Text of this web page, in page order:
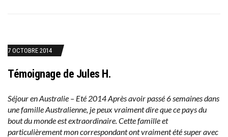
7 OCTOBRE 2014
Témoignage de Jules H.
Séjour en Australie – Eté 2014 Après avoir passé 6 semaines dans
une famille Australienne, je peux vraiment dire que ce pays du
bout du monde est extraordinaire. Cette famille et
particulièrement mon correspondant ont vraiment été super avec